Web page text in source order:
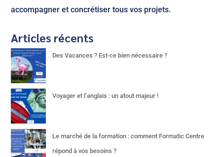
accompagner et concrétiser tous vos projets.
Articles récents
Des Vacances ? Est-ce bien nécessaire ?
Voyager et l’anglais : un atout majeur !
Le marché de la formation : comment Formatic Centre
répond à vos besoins ?